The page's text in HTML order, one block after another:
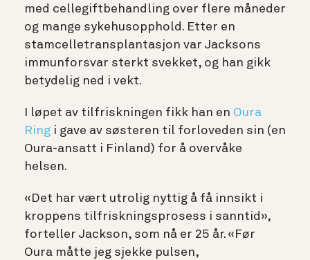
med cellegiftbehandling over flere måneder
og mange sykehusopphold. Etter en
stamcelletransplantasjon var Jacksons
immunforsvar sterkt svekket, og han gikk
betydelig ned i vekt.
I løpet av tilfriskningen fikk han en Oura
Ring i gave av søsteren til forloveden sin (en
Oura-ansatt i Finland) for å overvåke
helsen.
«Det har vært utrolig nyttig å få innsikt i
kroppens tilfriskningsprosess i sanntid»,
forteller Jackson, som nå er 25 år. «Før
Oura måtte jeg sjekke pulsen,